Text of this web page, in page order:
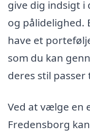
give dig indsigt i
og pålidelighed.
have et
som du kan
deres stil passer
Ved at vælge en
Fredensborg